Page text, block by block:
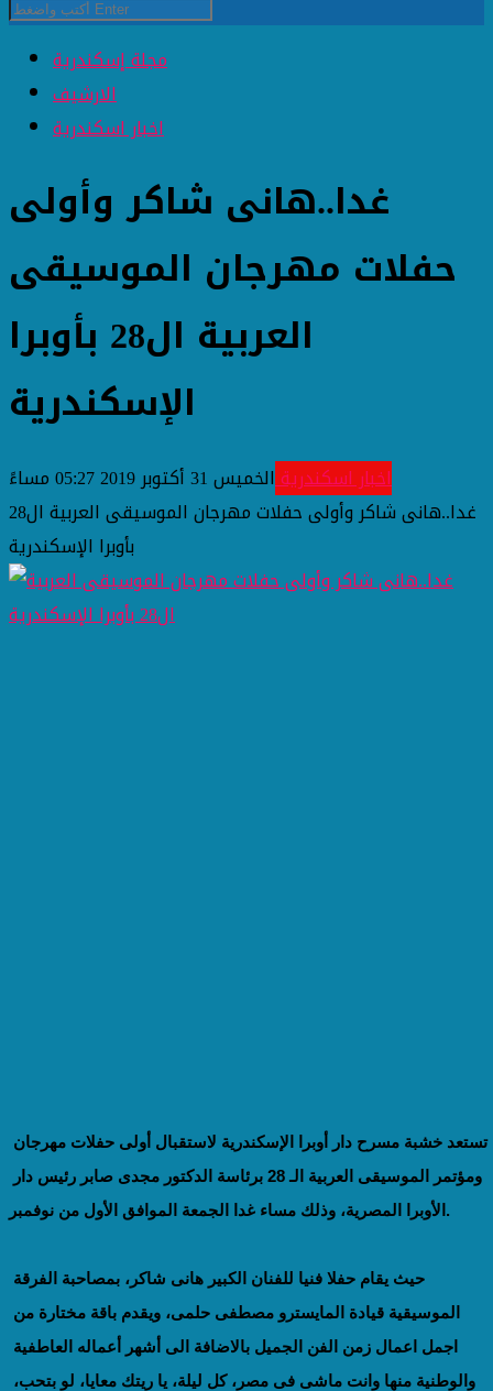
مجلة إسكندرية
الارشيف
اخبار اسكندرية
غدا..هانى شاكر وأولى
حفلات مهرجان الموسيقى
العربية ال28 بأوبرا
الإسكندرية
اخبار اسكندريةالخميس 31 أكتوبر 2019 05:27 مساءً
غدا..هانى شاكر وأولى حفلات مهرجان الموسيقى العربية ال28
بأوبرا الإسكندرية
الأوبرا المصرية، وذلك مساء غدا الجمعة الموافق الأول من نوفمبر.